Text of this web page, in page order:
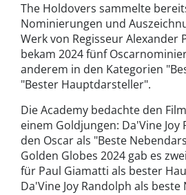
The Holdovers sammelte
Nominierungen und
Werk von Regisseur Alexander
bekam 2024 fünf
anderem in den Kategorien
"Bester Hauptdarsteller".
Die Academy bedachte den
einem Goldjungen: Da'Vine Joy
den Oscar als "Beste
Golden Globes 2024 gab es
für Paul Giamatti als bester
Da'Vine Joy Randolph als